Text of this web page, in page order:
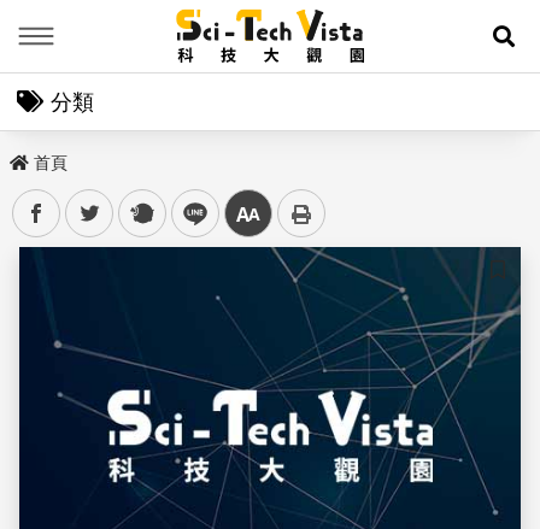
展
分類
首頁
facebooktwitter plurk line 中
儲存